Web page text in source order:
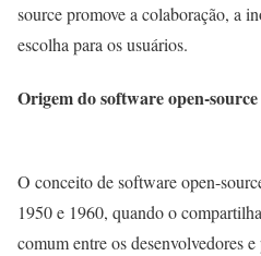
source promove a colaboração, a
escolha para os usuários.
Origem do software open-source
O conceito de software open-
1950 e 1960, quando o
comum entre os desenvolvedores